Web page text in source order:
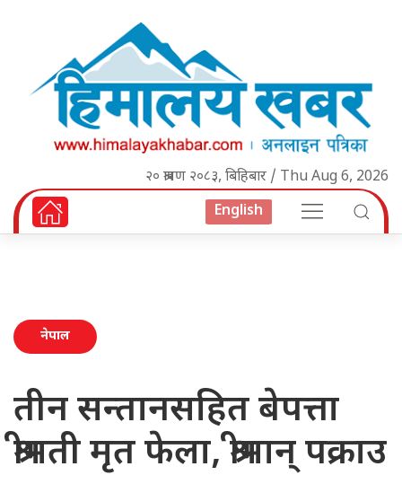
२० श्रावण २०८३, बिहिबार / Thu Aug 6, 2026
English
नेपाल
तीन सन्तानसहित बेपत्ता
श्रीमती मृत फेला, श्रीमान् पक्राउ